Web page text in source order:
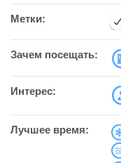
Метки:
Зачем посещать:
Интерес:
Лучшее время: